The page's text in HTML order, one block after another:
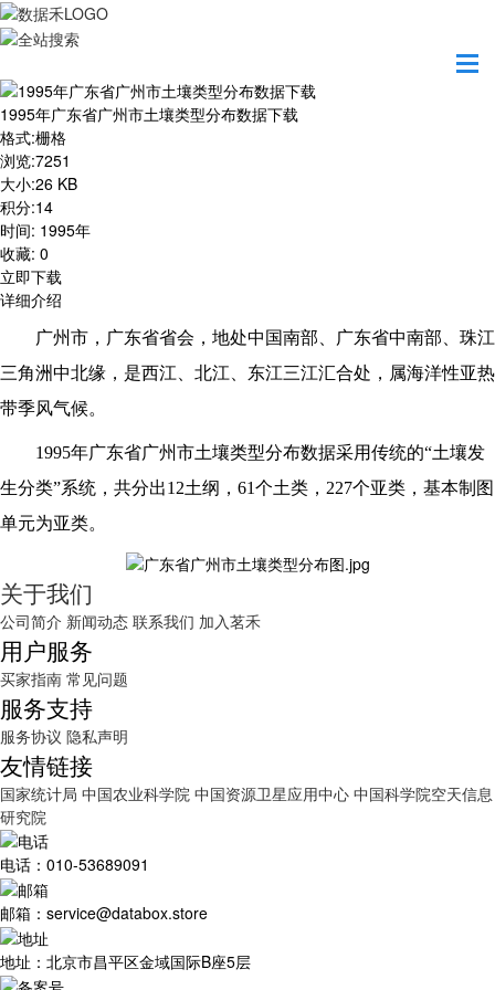
1995年广东省广州市土壤类型分布数据下载
1995年广东省广州市土壤类型分布数据下载
格式:栅格
浏览:7251
大小:26 KB
积分:14
时间: 1995年
收藏: 0
立即下载
详细介绍
广州市，广东省省会，地处中国南部、广东省中南部、珠江
三角洲中北缘，是西江、北江、东江三江汇合处，属海洋性亚热
带季风气候。
1995年广东省广州市土壤类型分布数据采用传统的“土壤发
生分类”系统，共分出12土纲，61个土类，227个亚类，基本制图
单元为亚类。
关于我们
公司简介 新闻动态 联系我们 加入茗禾
用户服务
买家指南 常见问题
服务支持
服务协议 隐私声明
友情链接
国家统计局 中国农业科学院 中国资源卫星应用中心 中国科学院空天信息
研究院
电话：010-53689091
邮箱：service@databox.store
地址：北京市昌平区金域国际B座5层